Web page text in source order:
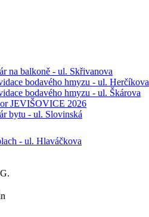
na balkoně - ul. Skřivanova
bodavého hmyzu - ul. Herčíkova
bodavého hmyzu - ul. Škárova
JEVIŠOVICE 2026
bytu - ul. Slovinská
- ul. Hlaváčkova